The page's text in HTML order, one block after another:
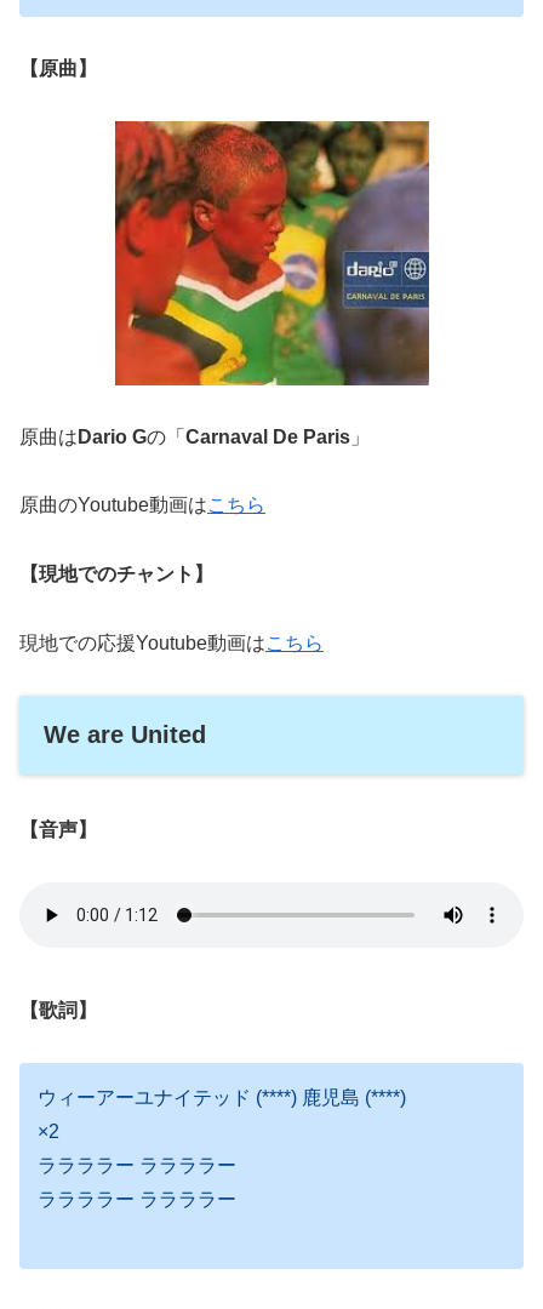
【原曲】
原曲は Dario Gの「 Carnaval De Paris 」
原曲のYoutube動画はこちら
【現地でのチャント】
現地での応援Youtube動画はこちら
We are United
【音声】
【歌詞】
ウィーアーユナイテッド (****) 鹿児島 (****)
×2
ララララー ララララー
ララララー ララララー